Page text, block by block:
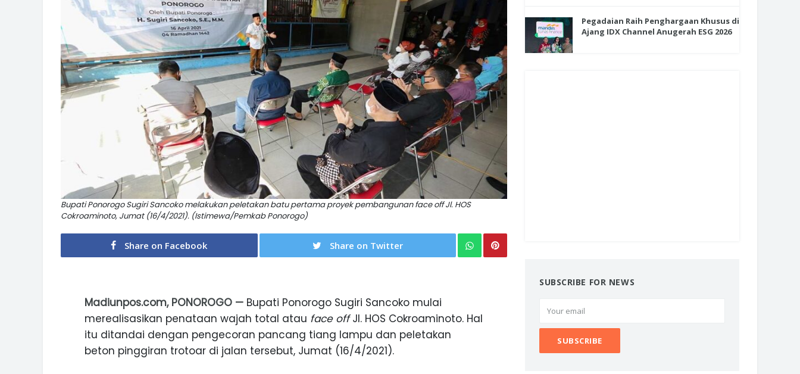
Bupati Ponorogo Sugiri Sancoko melakukan peletakan batu pertama proyek pembangunan face off Jl. HOS
Cokroaminoto, Jumat (16/4/2021). (Istimewa/Pemkab Ponorogo)
Share on Facebook Share on Twitter
Madiunpos.com, PONOROGO — Bupati Ponorogo Sugiri Sancoko mulai
merealisasikan penataan wajah total atau face offJl. HOS Cokroaminoto. Hal
itu ditandai dengan pengecoran pancang tiang lampu dan peletakan
beton pinggiran trotoar di jalan tersebut, Jumat (16/4/2021).
Pegadaian Raih Penghargaan Khusus di
Ajang IDX Channel Anugerah ESG 2026
SUBSCRIBE FOR NEWS